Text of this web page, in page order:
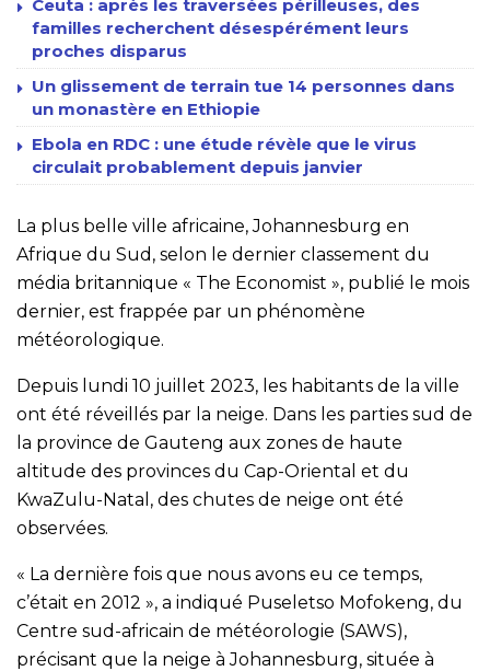
Ceuta : après les traversées périlleuses, des
familles recherchent désespérément leurs
proches disparus
Un glissement de terrain tue 14 personnes dans
un monastère en Ethiopie
Ebola en RDC : une étude révèle que le virus
circulait probablement depuis janvier
La plus belle ville africaine, Johannesburg en
Afrique du Sud, selon le dernier classement du
média britannique « The Economist », publié le mois
dernier, est frappée par un phénomène
météorologique.
Depuis lundi 10 juillet 2023, les habitants de la ville
ont été réveillés par la neige. Dans les parties sud de
la province de Gauteng aux zones de haute
altitude des provinces du Cap-Oriental et du
KwaZulu-Natal, des chutes de neige ont été
observées.
« La dernière fois que nous avons eu ce temps,
c’était en 2012 », a indiqué Puseletso Mofokeng, du
Centre sud-africain de météorologie (SAWS),
précisant que la neige à Johannesburg, située à